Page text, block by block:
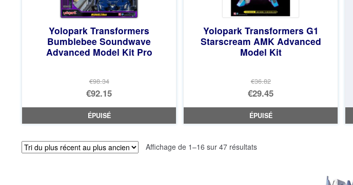
Yolopark Transformers
Bumblebee Soundwave
Advanced Model Kit Pro
€98.34
Le
prix
initial
€98.34.
€92.15
Le
prix
est :
ÉPUISÉ
Yolopark Transformers G1
Starscream AMK Advanced
Model Kit
€36.82
Le
prix
initial
€29.45
Le
prix
ÉPUISÉ
Affichage de 1–16 sur 47 résultatsTrié